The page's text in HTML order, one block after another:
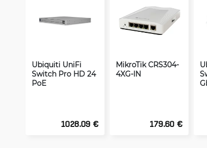
Ubiquiti UniFi
Switch Pro HD 24
PoE
1028.09 €
MikroTik CRS304-
4XG-IN
179.60 €